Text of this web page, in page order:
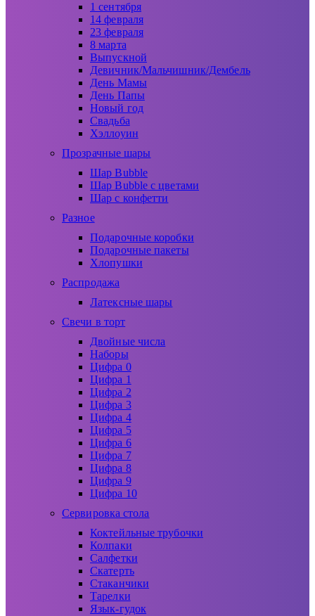
1 сентября
14 февраля
23 февраля
8 марта
Выпускной
Девичник/Мальчишник/Дембель
День Мамы
День Папы
Новый год
Свадьба
Хэллоуин
Прозрачные шары
Шар Bubble
Шар Bubble с цветами
Шар с конфетти
Разное
Подарочные коробки
Подарочные пакеты
Хлопушки
Распродажа
Латексные шары
Свечи в торт
Двойные числа
Наборы
Цифра 0
Цифра 1
Цифра 2
Цифра 3
Цифра 4
Цифра 5
Цифра 6
Цифра 7
Цифра 8
Цифра 9
Цифра 10
Сервировка стола
Коктейльные трубочки
Колпаки
Салфетки
Скатерть
Стаканчики
Тарелки
Язык-гудок